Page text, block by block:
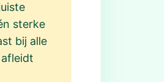
sterke
bij alle